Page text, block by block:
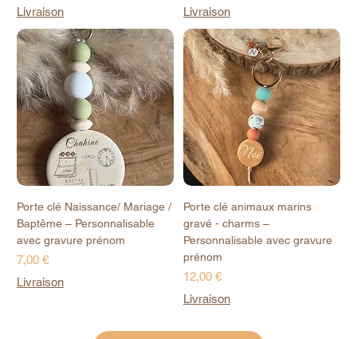
Livraison
Livraison
Porte clé Naissance/ Mariage /
Baptême – Personnalisable
avec gravure prénom
Prix
7,00 €
Livraison
Porte clé animaux marins
gravé - charms –
Personnalisable avec gravure
prénom
Prix
12,00 €
Livraison